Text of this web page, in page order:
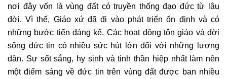
nơi đây vốn là vùng đất có truyền thống đạo đức từ lâu
đời. Vì thế, Giáo xứ đã đi vào phát triển ổn định và có
những bước tiến đáng kể. Các hoạt động tôn giáo và đời
sống đức tin có nhiều sức hút lớn đối với những lương
dân. Sự sốt sắng, hy sinh và tinh thần hiệp nhất làm nên
một điểm sáng về đức tin trên vùng đất được ban nhiều